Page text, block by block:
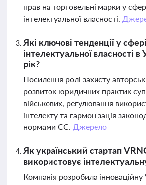
прав на торговельні марки у
інтелектуальної власності.
Які ключові тенденції у сфері
інтелектуальної власності в
рік?
Посилення ролі захисту
розвиток юридичних практик
військових, регулювання
інтелекту та гармонізація
нормами ЄС. Джерело
Як український стартап
використовує
Компанія розробила інноваційну